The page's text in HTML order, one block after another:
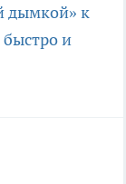
дымкой» к
и